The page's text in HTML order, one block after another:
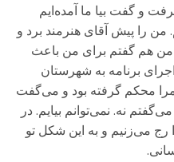
و گفت بیا ما آمده‌ایم
را پیش آقای هنرمند برد و
هم گفتم برای من باعث
برنامه به شهرستان
محکم گرفته بود و می‌گفت
نه. نمی‌توانم بیایم. در
رج می‌زنیم و به این شکل تو